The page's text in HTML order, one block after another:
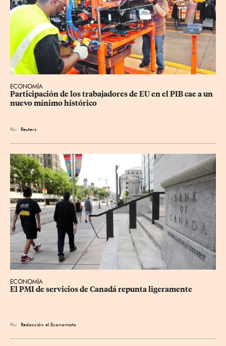
ECONOMÍA
Participación de los trabajadores de EU en el PIB cae a un
nuevo mínimo histórico
Por Reuters
ECONOMÍA
El PMI de servicios de Canadá repunta ligeramente
Por Redacción el Economista